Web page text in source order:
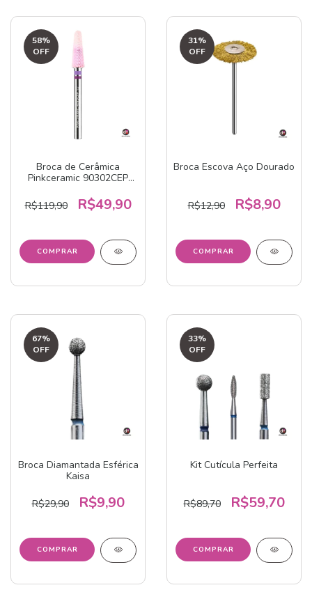
58%
OFF
Broca de Cerâmica
Pinkceramic 90302CEP
R$119,90
R$49,90
31%
OFF
Broca Escova Aço Dourado
R$12,90 R$8,90
67%
OFF
Broca Diamantada Esférica
Kaisa
R$29,90 R$9,90
33%
OFF
Kit Cutícula Perfeita
R$89,70 R$59,70